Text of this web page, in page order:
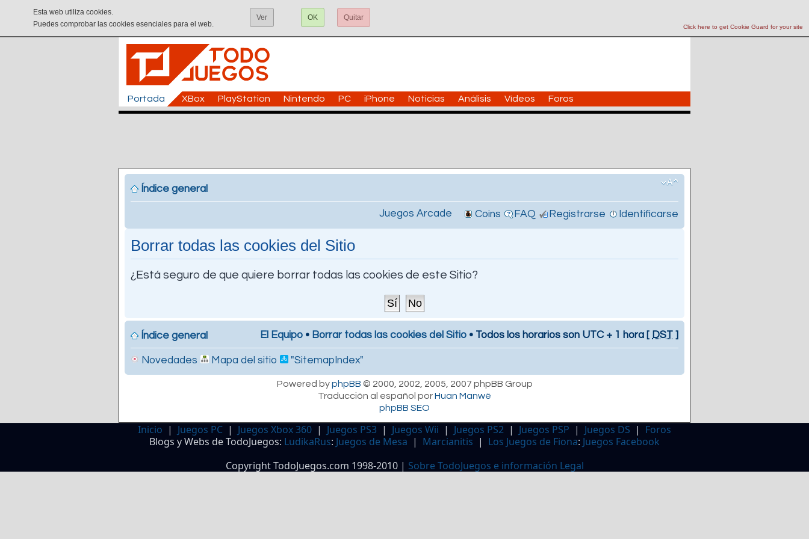
Click here to get Cookie Guard for your site
Esta web utiliza cookies.
Puedes comprobar las cookies esenciales para el web.
Ver OK Quitar
Portada XBox PlayStation Nintendo PC iPhone Noticias Análisis Vídeos Foros
Índice general
Juegos Arcade Coins FAQ Registrarse Identificarse
Borrar todas las cookies del Sitio
¿Está seguro de que quiere borrar todas las cookies de este Sitio?
Índice general El Equipo • Borrar todas las cookies del Sitio • Todos los horarios son UTC + 1 hora [ DST ]
Novedades Mapa del sitio "SitemapIndex"
Powered byphpBB © 2000, 2002, 2005, 2007 phpBB Group
Traducción al español porHuan Manwë
phpBB SEO
Inicio | Juegos PC | Juegos Xbox 360 | Juegos PS3 | Juegos Wii | Juegos PS2 | Juegos PSP | Juegos DS | Foros
Blogs y Webs de TodoJuegos: LudikaRus: Juegos de Mesa | Marcianitis | Los Juegos de Fiona: Juegos Facebook
Copyright TodoJuegos.com 1998-2010 | Sobre TodoJuegos e información Legal